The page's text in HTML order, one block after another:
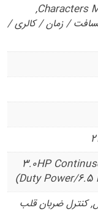
Characters Message Window,
/ زمان / کالری /
(3.0HP
Duty Power/6.5